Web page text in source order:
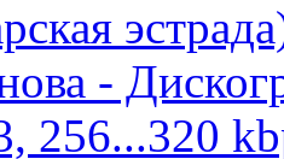
-
256...320